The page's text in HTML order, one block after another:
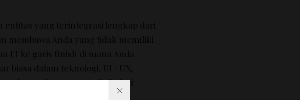
entitas yang terintegrasi lengkap dari
membawa Anda yang tidak memiliki
IT ke garis finish di mana Anda
biasa dalam teknologi, UI UX,
membuatyang terbaik dari